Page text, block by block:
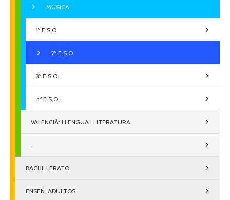
MUSICA
1º E.S.O.
2º E.S.O.
3º E.S.O.
4º E.S.O.
VALENCIÀ: LLENGUA I LITERATURA
.
BACHILLERATO
ENSEÑ. ADULTOS